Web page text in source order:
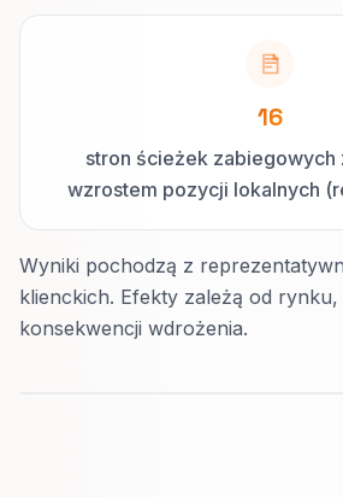
16
stron ścieżek zabiegowych
wzrostem pozycji lokalnych
Wyniki pochodzą z
klienckich. Efekty zależą od
konsekwencji wdrożenia.